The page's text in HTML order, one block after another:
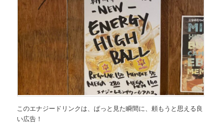
このエナジードリンクは、ぱっと見た瞬間に、頼もうと思える良
い広告！